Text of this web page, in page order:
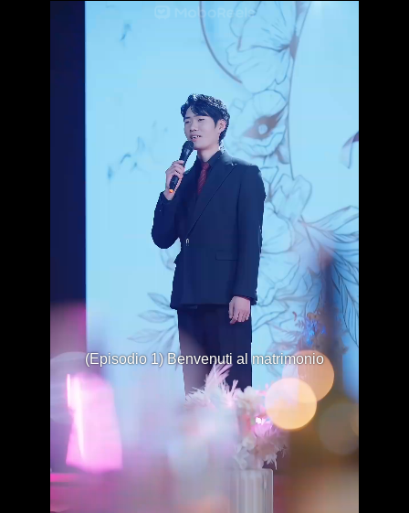
(Episodio 1) Benvenuti al matrimonio